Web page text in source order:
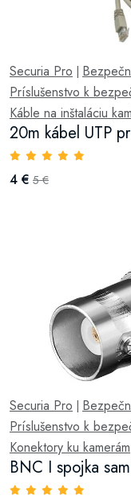
Securia Pro
Príslušenstvo k
Káble na inštaláciu
20m kábel UTP
4 € 5 €
Securia Pro
Príslušenstvo k
Konektory ku kamerám
BNC I spojka